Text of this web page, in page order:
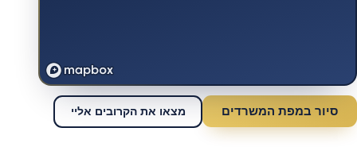
סיור במפת המשרדים מצאו את הקרובים אליי